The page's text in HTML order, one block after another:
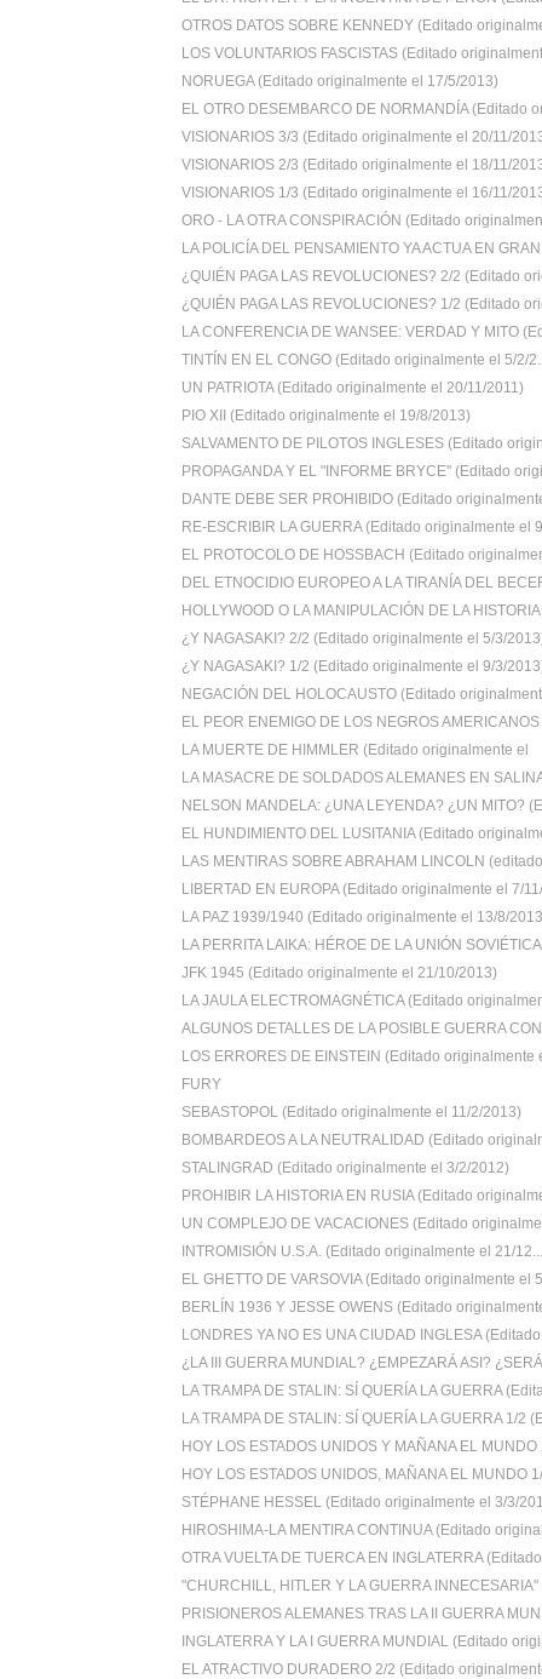
OTROS DATOS SOBRE KENNEDY (Editado
LOS VOLUNTARIOS FASCISTAS (Editado
NORUEGA (Editado originalmente el 17/5/2013)
EL OTRO DESEMBARCO DE NORMANDÍA (Editado
VISIONARIOS 3/3 (Editado originalmente el 20/11/
VISIONARIOS 2/3 (Editado originalmente el 18/11/
VISIONARIOS 1/3 (Editado originalmente el 16/11/
ORO - LA OTRA CONSPIRACIÓN (Editado
LA POLICÍA DEL PENSAMIENTO YA ACTUA EN
¿QUIÉN PAGA LAS REVOLUCIONES? 2/2 (Editado
¿QUIÉN PAGA LAS REVOLUCIONES? 1/2 (Editado
LA CONFERENCIA DE WANSEE: VERDAD Y MITO
TINTÍN EN EL CONGO (Editado originalmente el 5/2/
UN PATRIOTA (Editado originalmente el 20/11/2011)
PIO XII (Editado originalmente el 19/8/2013)
SALVAMENTO DE PILOTOS INGLESES (Editado
PROPAGANDA Y EL "INFORME BRYCE" (Editado
DANTE DEBE SER PROHIBIDO (Editado
RE-ESCRIBIR LA GUERRA (Editado originalmente el
EL PROTOCOLO DE HOSSBACH (Editado
DEL ETNOCIDIO EUROPEO A LA TIRANÍA DEL
HOLLYWOOD O LA MANIPULACIÓN DE LA
¿Y NAGASAKI? 2/2 (Editado originalmente el 5/3/
¿Y NAGASAKI? 1/2 (Editado originalmente el 9/3/
NEGACIÓN DEL HOLOCAUSTO (Editado
EL PEOR ENEMIGO DE LOS NEGROS
LA MUERTE DE HIMMLER (Editado originalmente el
LA MASACRE DE SOLDADOS ALEMANES EN
NELSON MANDELA: ¿UNA LEYENDA? ¿UN MITO?
EL HUNDIMIENTO DEL LUSITANIA (Editado
LAS MENTIRAS SOBRE ABRAHAM LINCOLN
LIBERTAD EN EUROPA (Editado originalmente el 7/
LA PAZ 1939/1940 (Editado originalmente el 13/8/
LA PERRITA LAIKA: HÉROE DE LA UNIÓN
JFK 1945 (Editado originalmente el 21/10/2013)
LA JAULA ELECTROMAGNÉTICA (Editado
ALGUNOS DETALLES DE LA POSIBLE GUERRA
LOS ERRORES DE EINSTEIN (Editado originalmente
FURY
SEBASTOPOL (Editado originalmente el 11/2/2013)
BOMBARDEOS A LA NEUTRALIDAD (Editado
STALINGRAD (Editado originalmente el 3/2/2012)
PROHIBIR LA HISTORIA EN RUSIA (Editado
UN COMPLEJO DE VACACIONES (Editado
INTROMISIÓN U.S.A. (Editado originalmente el 21/12...
EL GHETTO DE VARSOVIA (Editado originalmente el
BERLÍN 1936 Y JESSE OWENS (Editado
LONDRES YA NO ES UNA CIUDAD INGLESA
¿LA III GUERRA MUNDIAL? ¿EMPEZARÁ ASI?
LA TRAMPA DE STALIN: SÍ QUERÍA LA GUERRA
LA TRAMPA DE STALIN: SÍ QUERÍA LA GUERRA 1/2
HOY LOS ESTADOS UNIDOS Y MAÑANA EL MUNDO
HOY LOS ESTADOS UNIDOS, MAÑANA EL MUNDO
STÉPHANE HESSEL (Editado originalmente el 3/3/
HIROSHIMA-LA MENTIRA CONTINUA (Editado
OTRA VUELTA DE TUERCA EN INGLATERRA
"CHURCHILL, HITLER Y LA GUERRA INNECESARIA"
PRISIONEROS ALEMANES TRAS LA II GUERRA
INGLATERRA Y LA I GUERRA MUNDIAL (Editado
EL ATRACTIVO DURADERO 2/2 (Editado